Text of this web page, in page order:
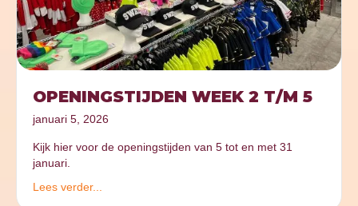
OPENINGSTIJDEN WEEK 2 T/M 5
januari 5, 2026
Kijk hier voor de openingstijden van 5 tot en met 31
januari.
Lees verder...